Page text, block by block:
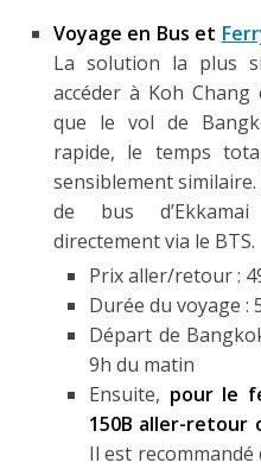
Voyage en Bus et
La solution la plus
accéder à Koh
que le vol de
rapide, le temps
sensiblement
de bus
directement via le BTS.
Prix aller/retour :
Durée du voyage :
Départ de
9h du matin
Ensuite, pour le
150B aller-retour
Il est